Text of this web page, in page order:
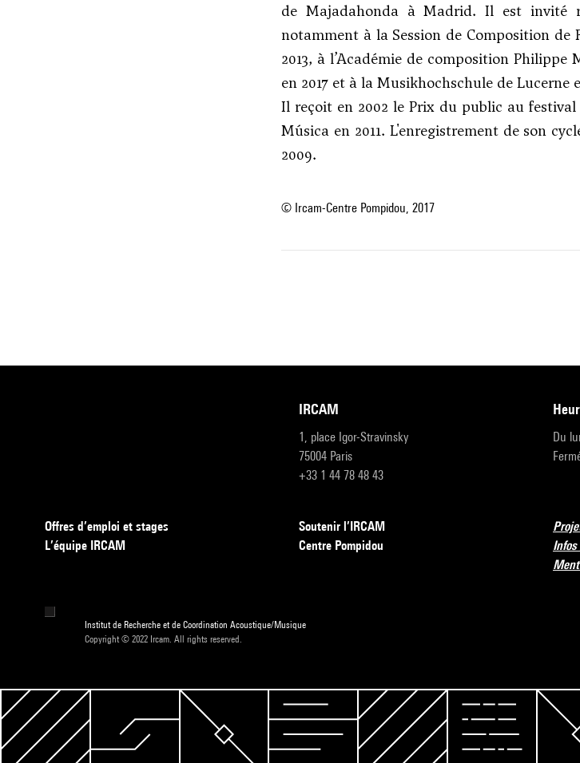
de Majadahonda à Madrid. Il est invité
notamment à la Session de Composition
2013, à l’Académie de composition
en 2017 et à la Musikhochschule de Lucerne
Il reçoit en 2002 le Prix du public au
Música en 2011. L'enregistrement de son
2009.
© Ircam-Centre Pompidou, 2017
IRCAM
1, place Igor-Stravinsky
75004 Paris
+33 1 44 78 48 43
Du
Offres d’emploi et stages
L’équipe IRCAM
Soutenir l’IRCAM
Centre Pompidou
Institut de Recherche et de Coordination Acoustique/Musique
Copyright © 2022 Ircam. All rights reserved.